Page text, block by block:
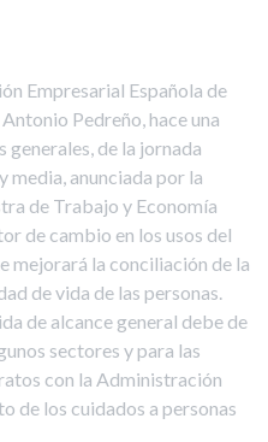
Empresarial Española de
Pedreño, hace una
de la jornada
media, anunciada por la
de Trabajo y Economía
de cambio en los usos del
mejorará la conciliación de la
de vida de las personas.
de alcance general debe de
sectores y para las
con la Administración
de los cuidados a personas